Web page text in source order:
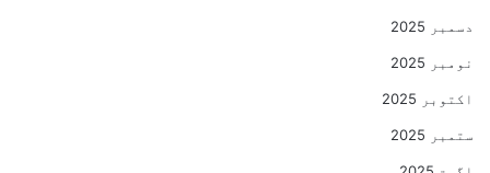
دسمبر 2025
نومبر 2025
اکتوبر 2025
ستمبر 2025